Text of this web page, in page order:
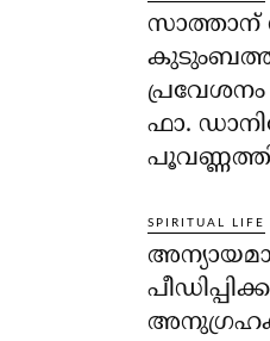
സാത്താന്
ഫാ.
SPIRITUAL LIFE